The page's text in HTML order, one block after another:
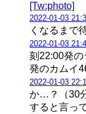
[Tw:photo]
2022-01-03
くなるまで
2022-01-03
刻22:00発
発のカムイ
2022-01-03
か…？（30
すると言っ